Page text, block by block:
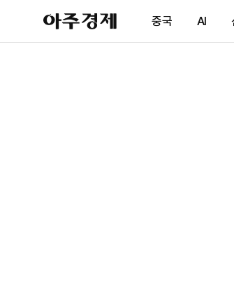
아
주
제
중국 AI